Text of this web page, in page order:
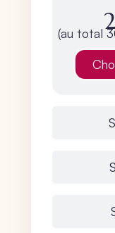
(au total